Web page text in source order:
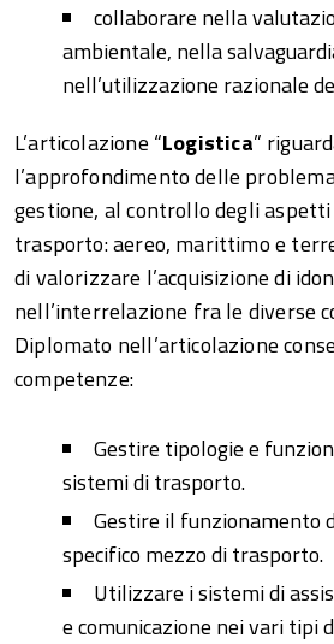
collaborare nella
ambientale, nella
nell’utilizzazione razionale
L’articolazione “Logistica”
l’approfondimento delle
gestione, al controllo degli
trasporto: aereo, marittimo e
di valorizzare l’acquisizione di
nell’interrelazione fra le diverse
Diplomato nell’articolazione
competenze:
Gestire tipologie e
sistemi di trasporto.
Gestire il funzionamento
specifico mezzo di trasporto.
Utilizzare i sistemi di
e comunicazione nei vari tipi